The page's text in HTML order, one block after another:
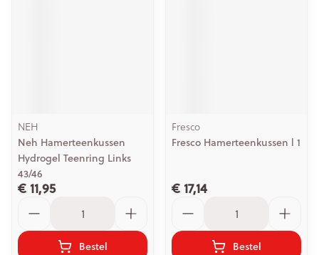
NEH
Neh Hamerteenkussen
Hydrogel Teenring Links
43/46
€ 11,95
Bestel
Fresco
Fresco Hamerteenkussen l 1
€ 17,14
Bestel